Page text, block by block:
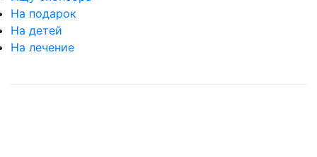
На подарок
На детей
На лечение